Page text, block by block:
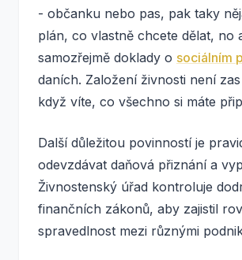
- občanku nebo pas, pak taky
plán, co vlastně chcete dělat, no
samozřejmě doklady o sociálním
daních. Založení živnosti není
když víte, co všechno si máte
Další důležitou povinností je
odevzdávat daňová přiznání a
Živnostenský úřad kontroluje
finančních zákonů, aby zajistil
spravedlnost mezi různými